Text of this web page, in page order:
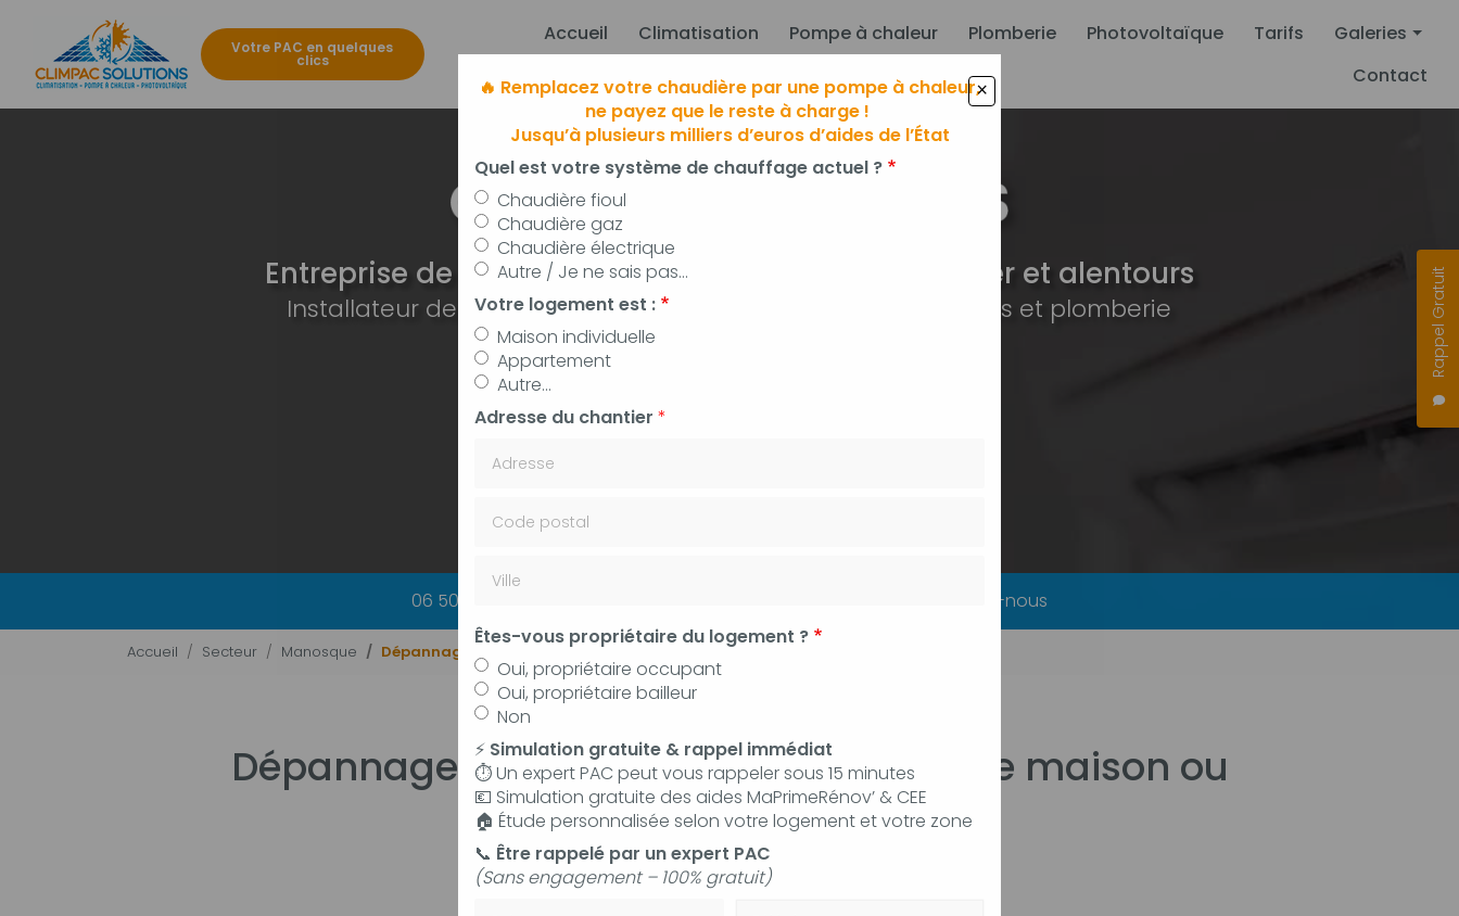
contenu
principal
Rappel Gratuit
Votre PAC en quelques
clics Navigation principale
Accueil Climatisation Pompe à chaleur Plomberie Photovoltaïque Tarifs Galeries
Contact
Entreprise de climatisationà Manosque, Forcalquier et alentours
Installateur de pompes à chaleur, panneaux photovoltaïques et plomberie
06 50 83 35 36 Contactez-nous
Accueil Secteur Manosque Dépannage rapide pour climatisation de maison ou appartement Manosque
Dépannage rapide pour climatisation de maison ou
appartement Manosque
×
🔥 Remplacez votre chaudière par une pompe à chaleur,
ne payez que le reste à charge !
Jusqu’à plusieurs milliers d’euros d’aides de l’État
Quel est votre système de chauffage actuel ?
Chaudière fioul
Chaudière gaz
Chaudière électrique
Autre / Je ne sais pas...
Votre logement est :
Maison individuelle
Appartement
Autre...
Adresse du chantier *
Êtes-vous propriétaire du logement ?
Oui, propriétaire occupant
Oui, propriétaire bailleur
Non
⚡ Simulation gratuite & rappel immédiat
⏱️ Un expert PAC peut vous rappeler sous 15 minutes
💶 Simulation gratuite des aides MaPrimeRénov’ & CEE
🏠 Étude personnalisée selon votre logement et votre zone
📞 Être rappelé par un expert PAC
(Sans engagement – 100% gratuit)